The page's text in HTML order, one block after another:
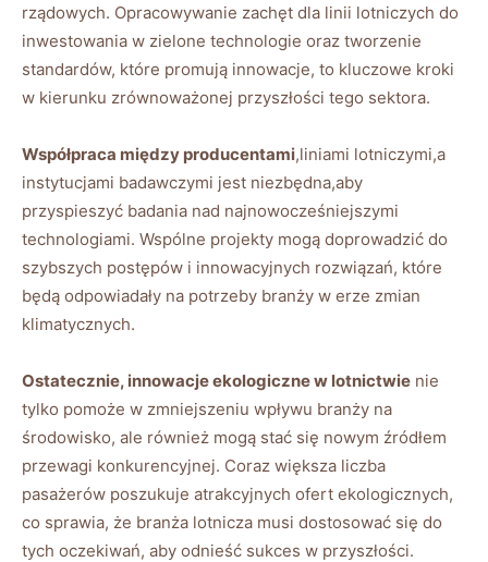
rządowych. Opracowywanie zachęt dla linii lotniczych do
inwestowania w zielone technologie oraz tworzenie
standardów, które promują innowacje, to kluczowe kroki
w kierunku zrównoważonej przyszłości tego sektora.
Współpraca między producentami,liniami lotniczymi,a
instytucjami badawczymi jest niezbędna,aby
przyspieszyć badania nad najnowocześniejszymi
technologiami. Wspólne projekty mogą doprowadzić do
szybszych postępów i innowacyjnych rozwiązań, które
będą odpowiadały na potrzeby branży w erze zmian
klimatycznych.
Ostatecznie, innowacje ekologiczne w lotnictwie nie
tylko pomoże w zmniejszeniu wpływu branży na
środowisko, ale również mogą stać się nowym źródłem
przewagi konkurencyjnej. Coraz większa liczba
pasażerów poszukuje atrakcyjnych ofert ekologicznych,
co sprawia, że branża lotnicza musi dostosować się do
tych oczekiwań, aby odnieść sukces w przyszłości.